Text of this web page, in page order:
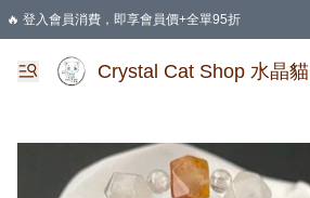
🔥 登入會員消費，即享會員價+全單95折
🛍️ 購物滿HKD 400 即享免運費優惠
Crystal Cat Shop 水晶貓